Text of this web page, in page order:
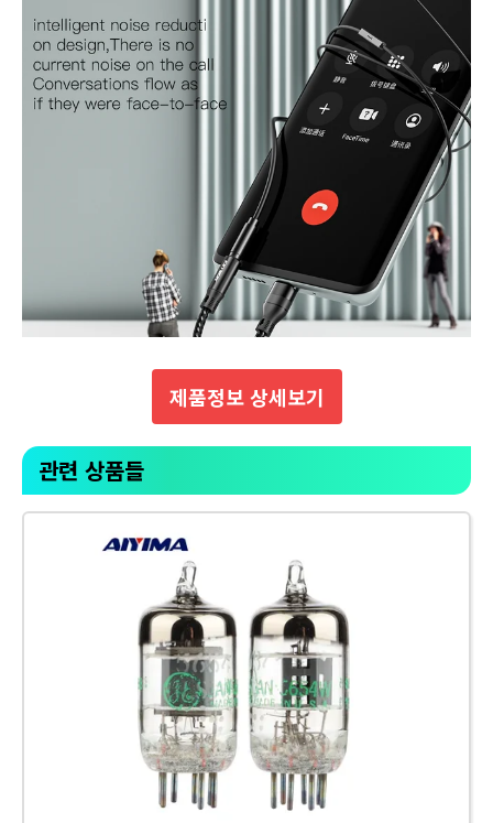
제품정보 상세보기
관련 상품들